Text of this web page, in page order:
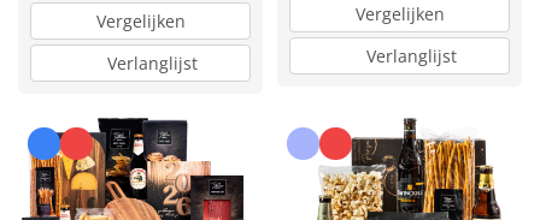
Vergelijken
Verlanglijst
Vergelijken
Verlanglijst